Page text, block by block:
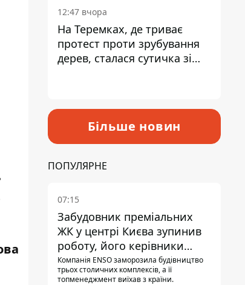
12:47 вчора
На Теремках, де триває
протест проти зрубування
дерев, сталася сутичка зі
Більше новин
ПОПУЛЯРНЕ
07:15
Забудовник преміальних
ЖК у центрі Києва зупинив
роботу, його керівники
втекли з України - Bihus.info
Компанія ENSO заморозила будівництво
трьох столичних комплексів, а її
топменеджмент виїхав з країни.